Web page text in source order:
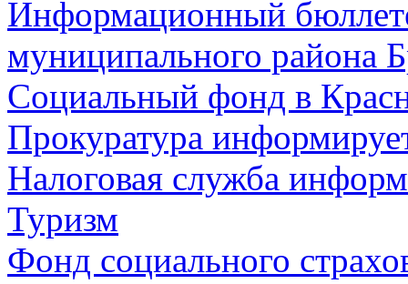
Информационный
муниципального района
Социальный фонд в
Прокуратура
Налоговая служба
Туризм
Фонд социального